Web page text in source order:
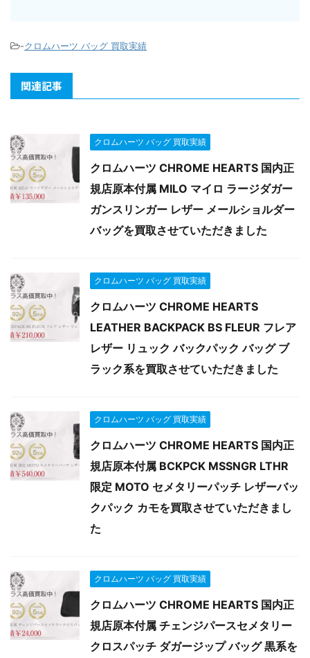
-クロムハーツ バッグ 買取実績
関連記事
クロムハーツ バッグ 買取実績
クロムハーツ CHROME HEARTS 国内正
規店原本付属 MILO マイロ ラージダガー
ガンスリンガー レザー メールショルダー
バッグを買取させていただきました
クロムハーツ バッグ 買取実績
クロムハーツ CHROME HEARTS
LEATHER BACKPACK BS FLEUR フレア
レザー リュック バックパック バッグ ブ
ラック系を買取させていただきました
クロムハーツ バッグ 買取実績
クロムハーツ CHROME HEARTS 国内正
規店原本付属 BCKPCK MSSNGR LTHR
限定 MOTO セメタリーパッチ レザーバッ
クパック カモを買取させていただきまし
た
クロムハーツ バッグ 買取実績
クロムハーツ CHROME HEARTS 国内正
規店原本付属 チェンジパースセメタリー
クロスパッチ ダガージップ バッグ 黒系を